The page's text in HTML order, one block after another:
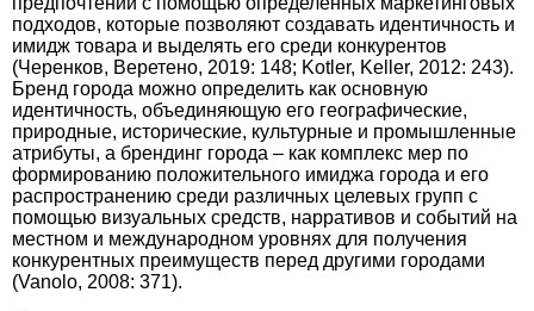
подходов, которые позволяют создавать идентичность и
имидж товара и выделять его среди конкурентов
(Черенков, Веретено, 2019: 148; Kotler, Keller, 2012: 243).
Бренд города можно определить как основную
идентичность, объединяющую его географические,
природные, исторические, культурные и промышленные
атрибуты, а брендинг города – как комплекс мер по
формированию положительного имиджа города и его
распространению среди различных целевых групп с
помощью визуальных средств, нар­ративов и событий на
местном и международном уровнях для получения
конкурентных преимуществ перед другими городами
(Vanolo, 2008: 371).